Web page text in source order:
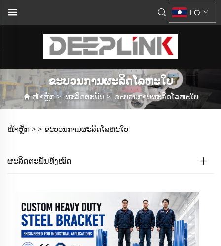
LO
ຂະບວນການຜະລິດໂລຫະໃບ
ໜ້າຫຼັກ>ຜະລິດຕະພັນ > ຂະບວນການຜະລິດໂລຫະໃບ
ໜ້າຫຼັກ > > ຂະບວນການຜະລິດໂລຫະໃບ
ຜະລິດຕະພັນທັງໝົດ